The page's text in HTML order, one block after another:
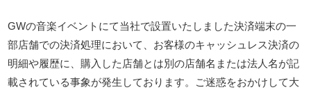
GWの音楽イベントにて当社で設置いたしました決済端末の一
部店舗での決済処理において、お客様のキャッシュレス決済の
明細や履歴に、購入した店舗とは別の店舗名または法人名が記
載されている事象が発生しております。ご迷惑をおかけして大